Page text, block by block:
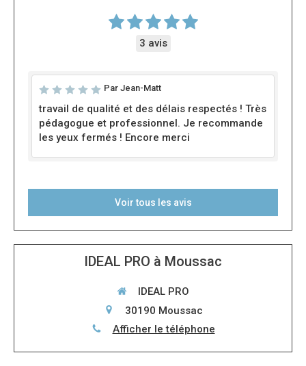
3 avis
Par Jean-Matt
travail de qualité et des délais respectés ! Très
pédagogue et professionnel. Je recommande
les yeux fermés ! Encore merci
Voir tous les avis
IDEAL PRO à Moussac
IDEAL PRO
30190 Moussac
Afficher le téléphone